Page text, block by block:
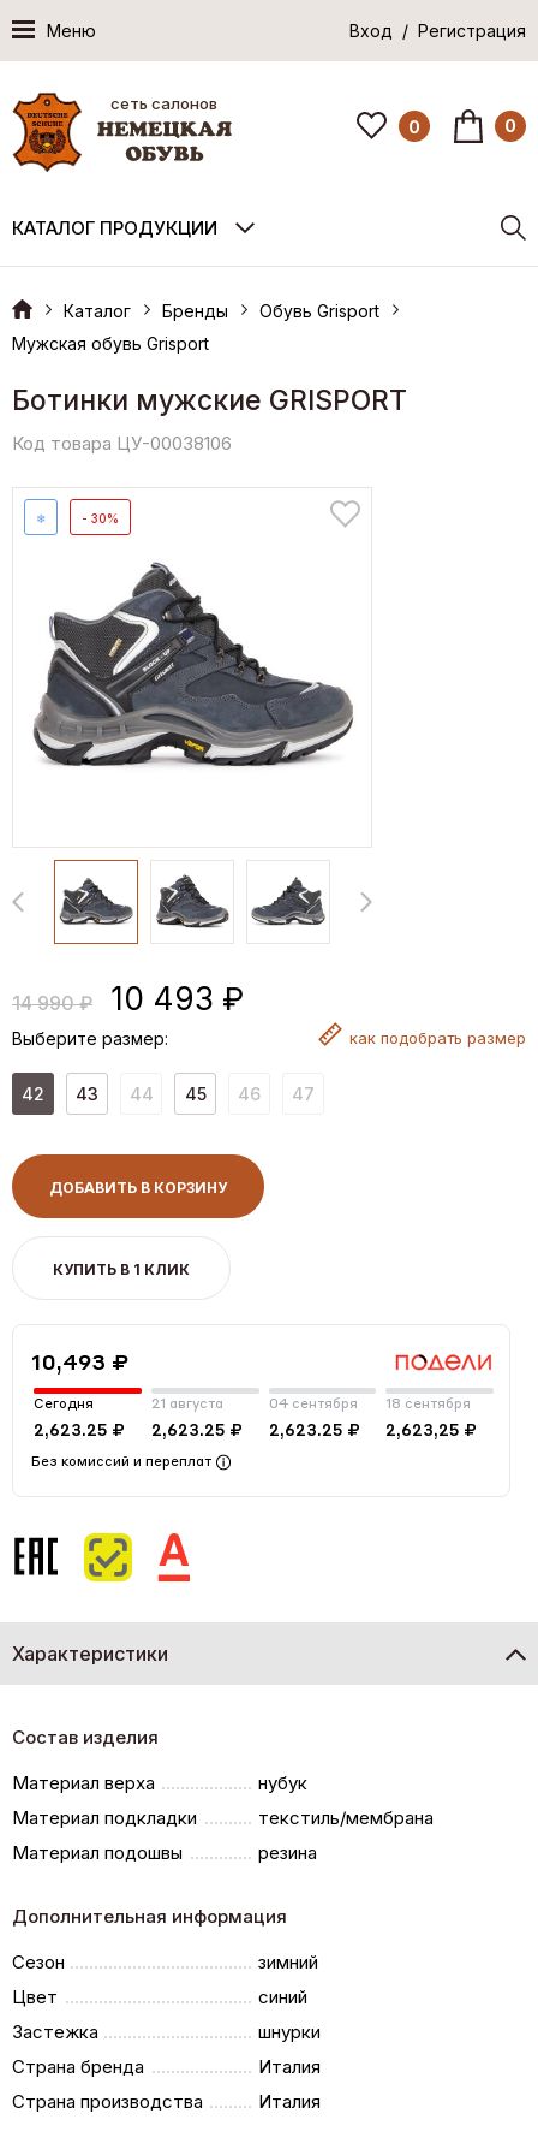
Меню Вход / Регистрация
сеть салонов
0 0
КАТАЛОГ ПРОДУКЦИИ
Каталог Бренды
Обувь Grisport
Мужская обувь Grisport
Ботинки мужские GRISPORT
Код товара ЦУ-00038106
❄ - 30%
14 990 ₽ 10 493 ₽
Выберите размер: как подобрать размер
42 43 44 45 46 47
ДОБАВИТЬ В КОРЗИНУ
КУПИТЬ В 1 КЛИК
10,493 ₽
Сегодня
2,623.25 ₽
21 августа
2,623.25 ₽
04 сентября
2,623.25 ₽
18 сентября
2,623,25 ₽
Без комиссий и переплат
Характеристики
Состав изделия
Материал верха
нубук
Материал подкладки
текстиль/мембрана
Материал подошвы
резина
Дополнительная информация
Сезон
зимний
Цвет
синий
Застежка
шнурки
Страна бренда
Италия
Страна производства
Италия